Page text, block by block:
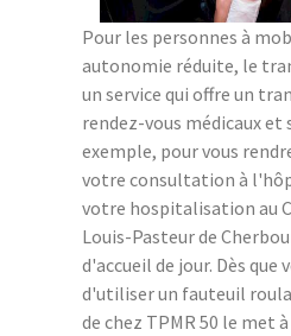
Pour les personnes à
autonomie réduite, le
un service qui offre un
rendez-vous médicaux et
exemple, pour vous
votre consultation à
votre hospitalisation au
Louis-Pasteur de
d'accueil de jour. Dès que
d'utiliser un fauteuil
de chez TPMR 50 le met